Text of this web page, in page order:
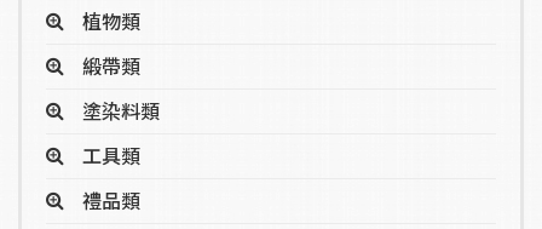
植物類
緞帶類
塗染料類
工具類
禮品類